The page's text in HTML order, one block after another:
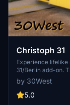
Christoph 31
Experience lifelike
31/Berlin add-on.
helipads,
primary rescue
care patient
by 30West
5.0